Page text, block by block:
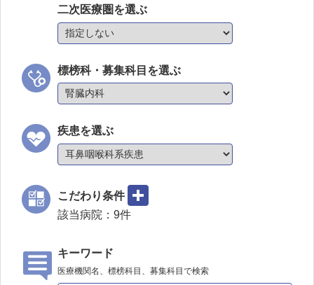
二次医療圏を選ぶ
標榜科・募集科目を選ぶ
疾患を選ぶ
こだわり条件
該当病院： 9件
キーワード
医療機関名、標榜科目、募集科目で検索